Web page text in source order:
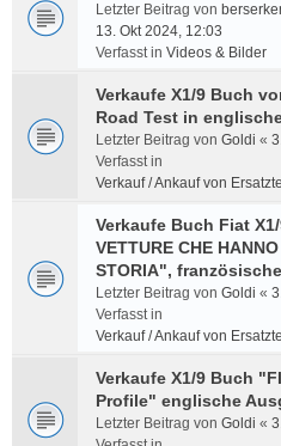
Letzter Beitrag von
13. Okt 2024, 12:03
Verfasst in Videos & Bilder
Verkaufe X1/9 Buch
Road Test in
Letzter Beitrag von Goldi «
Verfasst in
Verkauf / Ankauf von
Verkaufe Buch Fiat
VETTURE CHE
STORIA",
Letzter Beitrag von Goldi «
Verfasst in
Verkauf / Ankauf von
Verkaufe X1/9 Buch
Profile" englische
Letzter Beitrag von Goldi «